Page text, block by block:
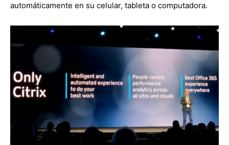
automáticamente en su celular, tableta o computadora.